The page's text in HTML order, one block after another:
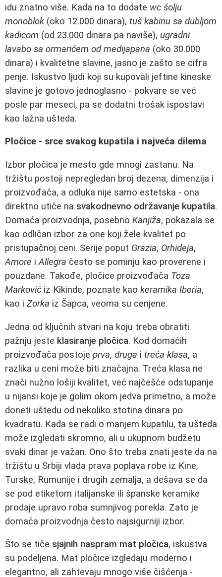
idu znatno više. Kada na to dodate wc šolju
monoblok(oko 12.000 dinara), tuš kabinu sa dubljom
kadicom (od 23.000 dinara pa naviše), ugradni
lavabo sa ormarićem od medijapana (oko 30.000
dinara) i kvalitetne slavine, jasno je zašto se cifra
penje. Iskustvo ljudi koji su kupovali jeftine kineske
slavine je gotovo jednoglasno - pokvare se već
posle par meseci, pa se dodatni trošak ispostavi
kao lažna ušteda.
Pločice - srce svakog kupatila i najveća dilema
Izbor pločica je mesto gde mnogi zastanu. Na
tržištu postoji nepregledan broj dezena, dimenzija i
proizvođača, a odluka nije samo estetska - ona
direktno utiče na svakodnevno održavanje kupatila.
Domaća proizvodnja, posebno Kanjiža, pokazala se
kao odličan izbor za one koji žele kvalitet po
pristupačnoj ceni. Serije poput Grazia, Orhideja,
Amore iAllegra često se pominju kao proverene i
pouzdane. Takođe, pločice proizvođača Toza
Marković iz Kikinde, poznate kao keramika Iberia,
kao i Zorka iz Šapca, veoma su cenjene.
Jedna od ključnih stvari na koju treba obratiti
pažnju jeste klasiranje pločica. Kod domaćih
proizvođača postoje prva, druga i treća klasa, a
razlika u ceni može biti značajna. Treća klasa ne
znači nužno lošiji kvalitet, već najčešće odstupanje
u nijansi koje je golim okom jedva primetno, a može
doneti uštedu od nekoliko stotina dinara po
kvadratu. Kada se radi o manjem kupatilu, ta ušteda
može izgledati skromno, ali u ukupnom budžetu
svaki dinar je važan. Ono što treba znati jeste da na
tržištu u Srbiji vlada prava poplava robe iz Kine,
Turske, Rumunije i drugih zemalja, a dešava se da
se pod etiketom italijanske ili španske keramike
prodaje upravo roba sumnjivog porekla. Zato je
domaća proizvodnja često najsigurniji izbor.
Što se tiče sjajnih naspram mat pločica, iskustva
su podeljena. Mat pločice izgledaju moderno i
elegantno, ali zahtevaju mnogo više čišćenja -